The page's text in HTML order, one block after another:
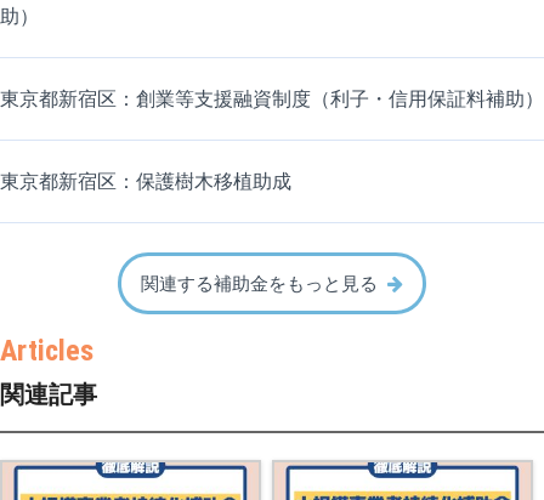
助）
東京都新宿区：創業等支援融資制度（利子・信用保証料補助）
東京都新宿区：保護樹木移植助成
関連する補助金をもっと見る
関連記事